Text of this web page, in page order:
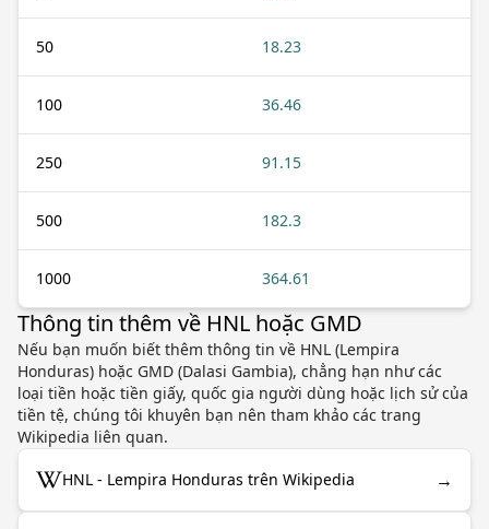
50 18.23
100 36.46
250 91.15
500 182.3
1000 364.61
Thông tin thêm về HNL hoặc GMD
Nếu bạn muốn biết thêm thông tin về HNL (Lempira
Honduras) hoặc GMD (Dalasi Gambia), chẳng hạn như các
loại tiền hoặc tiền giấy, quốc gia người dùng hoặc lịch sử của
tiền tệ, chúng tôi khuyên bạn nên tham khảo các trang
Wikipedia liên quan.
HNL - Lempira Honduras trên Wikipedia →